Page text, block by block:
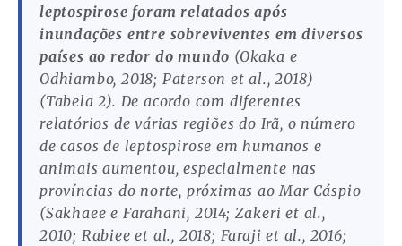
leptospirose foram relatados após
inundações entre sobreviventes em diversos
países ao redor do mundo (Okaka e
Odhiambo, 2018; Paterson et al., 2018)
(Tabela 2). De acordo com diferentes
relatórios de várias regiões do Irã, o número
de casos de leptospirose em humanos e
animais aumentou, especialmente nas
províncias do norte, próximas ao Mar Cáspio
(Sakhaee e Farahani, 2014; Zakeri et al.,
2010; Rabiee et al., 2018; Faraji et al., 2016;